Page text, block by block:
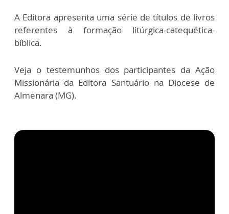
A Editora apresenta uma série de títulos de livros
referentes à formação litúrgica-catequética-
bíblica.
Veja o testemunhos dos participantes da Ação
Missionária da Editora Santuário na Diocese de
Almenara (MG).